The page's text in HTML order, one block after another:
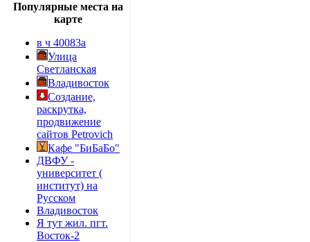
Популярные места на
карте
в ч 40083а
Улица
Светланская
Владивосток
Создание,
раскрутка,
продвижение
сайтов Petrovich
Кафе "БиБаБо"
ДВФУ -
университет (
институт) на
Русском
Владивосток
Я тут жил. пгт.
Восток-2